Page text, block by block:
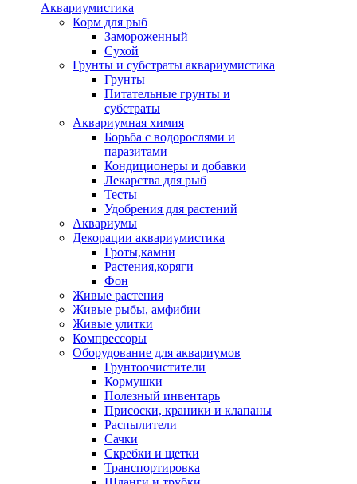
Аквариумистика
Корм для рыб
Замороженный
Сухой
Грунты и субстраты аквариумистика
Грунты
Питательные грунты и
субстраты
Аквариумная химия
Борьба с водорослями и
паразитами
Кондиционеры и добавки
Лекарства для рыб
Тесты
Удобрения для растений
Аквариумы
Декорации аквариумистика
Гроты,камни
Растения,коряги
Фон
Живые растения
Живые рыбы, амфибии
Живые улитки
Компрессоры
Оборудование для аквариумов
Грунтоочистители
Кормушки
Полезный инвентарь
Присоски, краники и клапаны
Распылители
Сачки
Скребки и щетки
Транспортировка